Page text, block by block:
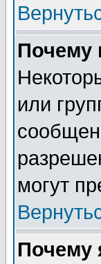
Почему
или
могут
Почему